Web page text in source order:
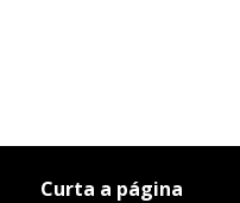
Curta a página